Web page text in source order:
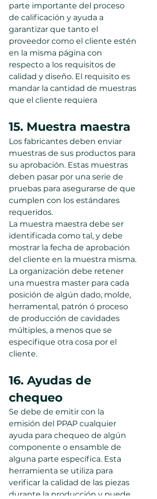
parte importante del proceso
de calificación y ayuda a
garantizar que tanto el
proveedor como el cliente estén
en la misma página con
respecto a los requisitos de
calidad y diseño. El requisito es
mandar la cantidad de muestras
que el cliente requiera
15. Muestra maestra
Los fabricantes deben enviar
muestras de sus productos para
su aprobación. Estas muestras
deben pasar por una serie de
pruebas para asegurarse de que
cumplen con los estándares
requeridos.
La muestra maestra debe ser
identificada como tal, y debe
mostrar la fecha de aprobación
del cliente en la muestra misma.
La organización debe retener
una muestra master para cada
posición de algún dado, molde,
herramental, patrón ó proceso
de producción de cavidades
múltiples, a menos que se
especifique otra cosa por el
cliente.
16. Ayudas de
chequeo
Se debe de emitir con la
emisión del PPAP cualquier
ayuda para chequeo de algún
componente o ensamble de
alguna parte específica. Esta
herramienta se utiliza para
verificar la calidad de las piezas
durante la producción y puede